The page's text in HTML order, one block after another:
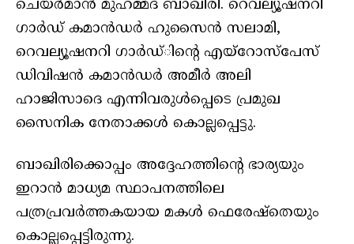
ചെയര്‍മാന്‍ മുഹമ്മദ് ബാഖിരി. റെവല്യൂഷനറി
ഗാര്‍ഡ് കമാന്‍ഡര്‍ ഹുസൈന്‍ സലാമി,
റെവല്യൂഷനറി ഗാര്‍ഡ്ിന്റെ എയ്റോസ്പേസ്
ഡിവിഷന്‍ കമാന്‍ഡര്‍ അമീര്‍ അലി
ഹാജിസാദെ എന്നിവരുള്‍പ്പെടെ പ്രമുഖ
സൈനിക നേതാക്കള്‍ കൊല്ലപ്പെട്ടു.
ബാഖിരിക്കൊപ്പം അദ്ദേഹത്തിന്റെ ഭാര്യയും
ഇറാന്‍ മാധ്യമ സ്ഥാപനത്തിലെ
പത്രപ്രവര്‍ത്തകയായ മകള്‍ ഫെരേഷ്‌തെയും
കൊല്ലപ്പെട്ടിരുന്നു.